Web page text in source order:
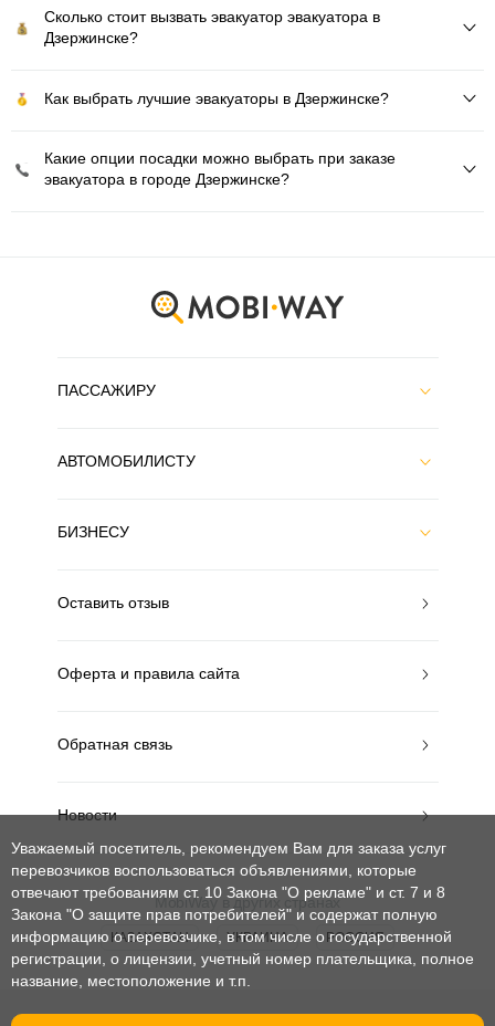
Сколько стоит вызвать эвакуатор эвакуатора в
Дзержинске?
Как выбрать лучшие эвакуаторы в Дзержинске?
Какие опции посадки можно выбрать при заказе
эвакуатора в городе Дзержинске?
ПАССАЖИРУ
АВТОМОБИЛИСТУ
БИЗНЕСУ
Оставить отзыв
Оферта и правила сайта
Обратная связь
Новости
MobiWay в других странах
КАЗАХСТАН УКРАИНА РОССИЯ
Уважаемый посетитель, рекомендуем Вам для заказа услуг
перевозчиков воспользоваться объявлениями, которые
отвечают требованиям ст. 10 Закона "О рекламе" и ст. 7 и 8
Закона "О защите прав потребителей" и содержат полную
информацию о перевозчике, в том числе о государственной
регистрации, о лицензии, учетный номер плательщика, полное
название, местоположение и т.п.